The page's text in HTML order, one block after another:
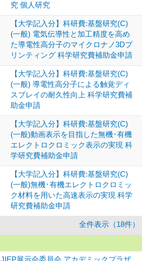
究 個人研究
【大学記入分】科研費:基盤研究(C)
(一般) 電気伝導性と加工精度を高め
た導電性高分子のマイクロナノ3Dプ
リンティング 科学研究費補助金申請
【大学記入分】科研費:基盤研究(C)
(一般) 導電性高分子による触覚ディ
スプレイの耐久性向上 科学研究費補
助金申請
【大学記入分】科研費:基盤研究(C)
(一般)動画表示を目指した無機･有機
エレクトロクロミック表示の実現 科
学研究費補助金申請
【大学記入分】科研費:基盤研究(C)
(一般)無機･有機エレクトロクロミッ
ク材料を用いた高速表示の実現 科学
研究費補助金申請
全件表示（18件）
JIEP展示会委員会 アカデミックプラザ